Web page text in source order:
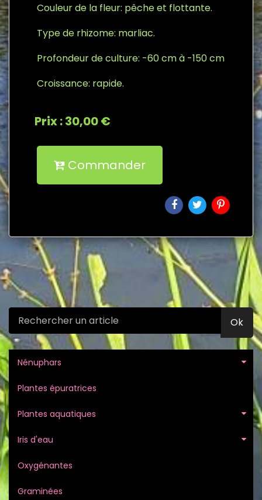
Couleur de la fleur: pêche et flottante.
Type de rhizome: marliac.
Profondeur de culture: -60 cm à -150 cm
Croissance: rapide.
Prix : 30,00 €
Commander
Ok
Nénuphars
Plantes épuratrices
Plantes aquatiques
Iris d'eau
Oxygénantes
Graminées